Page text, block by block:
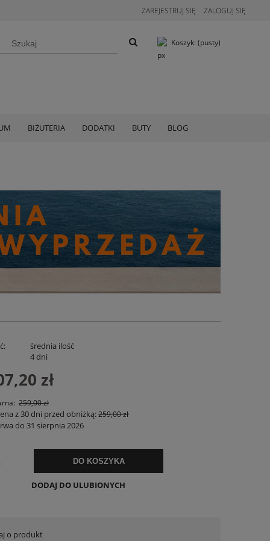
ZAREJESTRUJ SIĘ ZALOGUJ SIĘ
Koszyk: (pusty)
BIŻUTERIA DODATKI BUTY BLOG
Spodenki Lniane Zenora Białe
średnia ilość
4 dni
zł
259,00 zł
z 30 dni przed obniżką:259,00 zł
do 31 sierpnia 2026
DO KOSZYKA
DODAJ DO ULUBIONYCH
o produkt